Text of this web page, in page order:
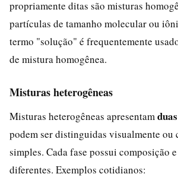
propriamente ditas são misturas
partículas de tamanho molecular ou
termo "solução" é frequentemente
de mistura homogênea.
Misturas heterogêneas
Misturas heterogêneas apresentam
podem ser distinguidas visualmente ou
simples. Cada fase possui composição
diferentes. Exemplos cotidianos: